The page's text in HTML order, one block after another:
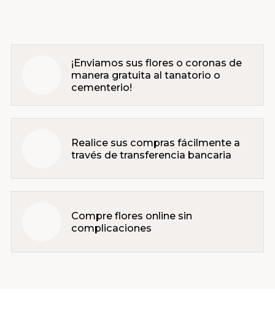
¡Enviamos sus flores o coronas de
manera gratuita al tanatorio o
cementerio!
Realice sus compras fácilmente a
través de transferencia bancaria
Compre flores online sin
complicaciones